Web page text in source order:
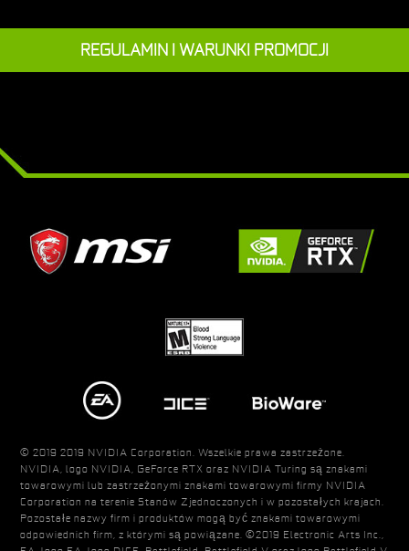
REGULAMIN I WARUNKI PROMOCJI
© 2019 2019 NVIDIA Corporation. Wszelkie prawa zastrzeżone.
NVIDIA, logo NVIDIA, GeForce RTX oraz NVIDIA Turing są znakami
towarowymi lub zastrzeżonymi znakami towarowymi firmy NVIDIA
Corporation na terenie Stanów Zjednoczonych i w pozostałych krajach.
Pozostałe nazwy firm i produktów mogą być znakami towarowymi
odpowiednich firm, z którymi są powiązane. ©2019 Electronic Arts Inc.,